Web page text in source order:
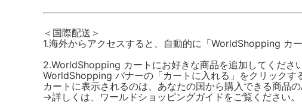
＜国際配送＞
1.海外からアクセスすると、自動的に「WorldShopping カー
2.WorldShopping カートにお好きな商品を追加してください
WorldShopping バナーの「カートに入れる」をクリックす
カートに表示されるのは、あなたの国から購入できる商品の
→詳しくは、ワールドショッピングガイドをご覧ください。